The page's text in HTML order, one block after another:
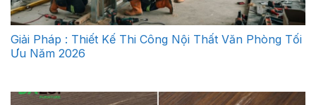
Giải Pháp : Thiết Kế Thi Công Nội Thất Văn Phòng Tối
Ưu Năm 2026